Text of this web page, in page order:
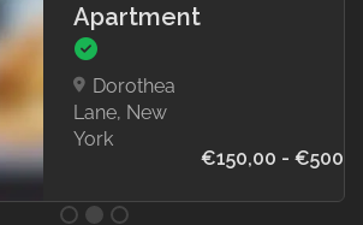
Apartment
Dorothea
Lane, New
York
€150,00 -